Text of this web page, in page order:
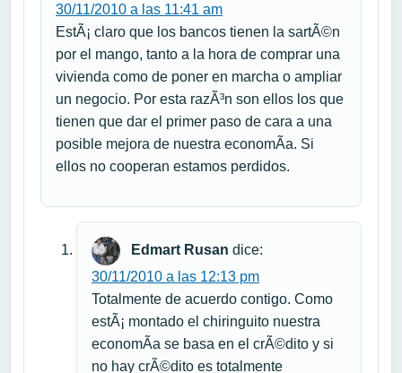
30/11/2010 a las 11:41 am
EstÃ¡ claro que los bancos tienen la sartÃ©n
por el mango, tanto a la hora de comprar una
vivienda como de poner en marcha o ampliar
un negocio. Por esta razÃ³n son ellos los que
tienen que dar el primer paso de cara a una
posible mejora de nuestra economÃ­a. Si
ellos no cooperan estamos perdidos.
Edmart Rusan dice:
30/11/2010 a las 12:13 pm
Totalmente de acuerdo contigo. Como
estÃ¡ montado el chiringuito nuestra
economÃ­a se basa en el crÃ©dito y si
no hay crÃ©dito es totalmente